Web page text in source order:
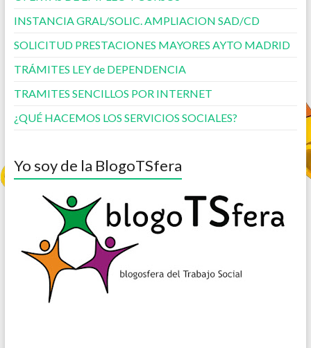
INSTANCIA GRAL/SOLIC. AMPLIACION SAD/CD
SOLICITUD PRESTACIONES MAYORES AYTO MADRID
TRÁMITES LEY de DEPENDENCIA
TRAMITES SENCILLOS POR INTERNET
¿QUÉ HACEMOS LOS SERVICIOS SOCIALES?
Yo soy de la BlogoTSfera